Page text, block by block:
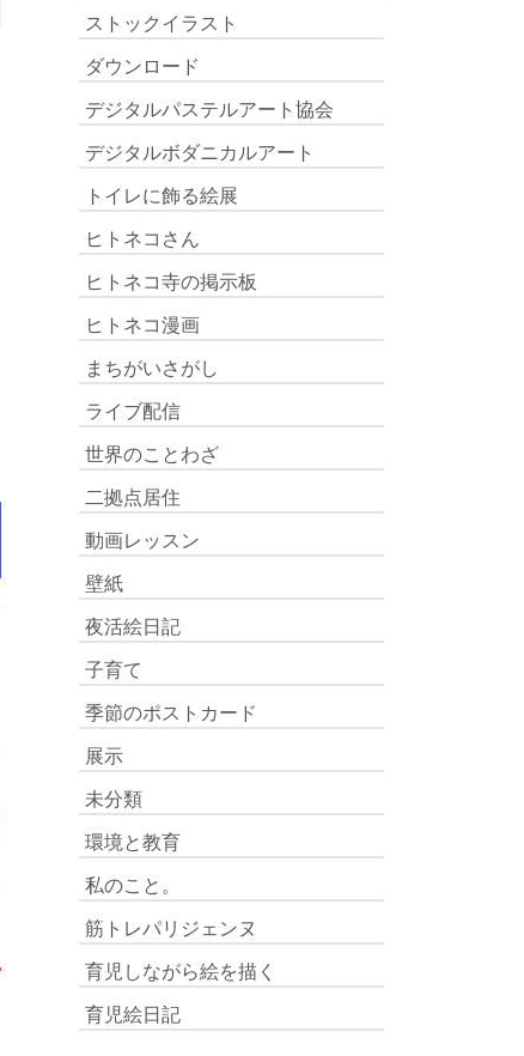
ストックイラスト
ダウンロード
デジタルパステルアート協会
デジタルボダニカルアート
トイレに飾る絵展
ヒトネコさん
ヒトネコ寺の掲示板
ヒトネコ漫画
まちがいさがし
ライブ配信
世界のことわざ
二拠点居住
動画レッスン
壁紙
夜活絵日記
子育て
季節のポストカード
展示
未分類
環境と教育
私のこと。
筋トレパリジェンヌ
育児しながら絵を描く
育児絵日記